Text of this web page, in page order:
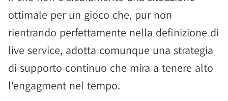
ottimale per un gioco che, pur non
rientrando perfettamente nella definizione di
live service, adotta comunque una strategia
di supporto continuo che mira a tenere alto
l'engagment nel tempo.